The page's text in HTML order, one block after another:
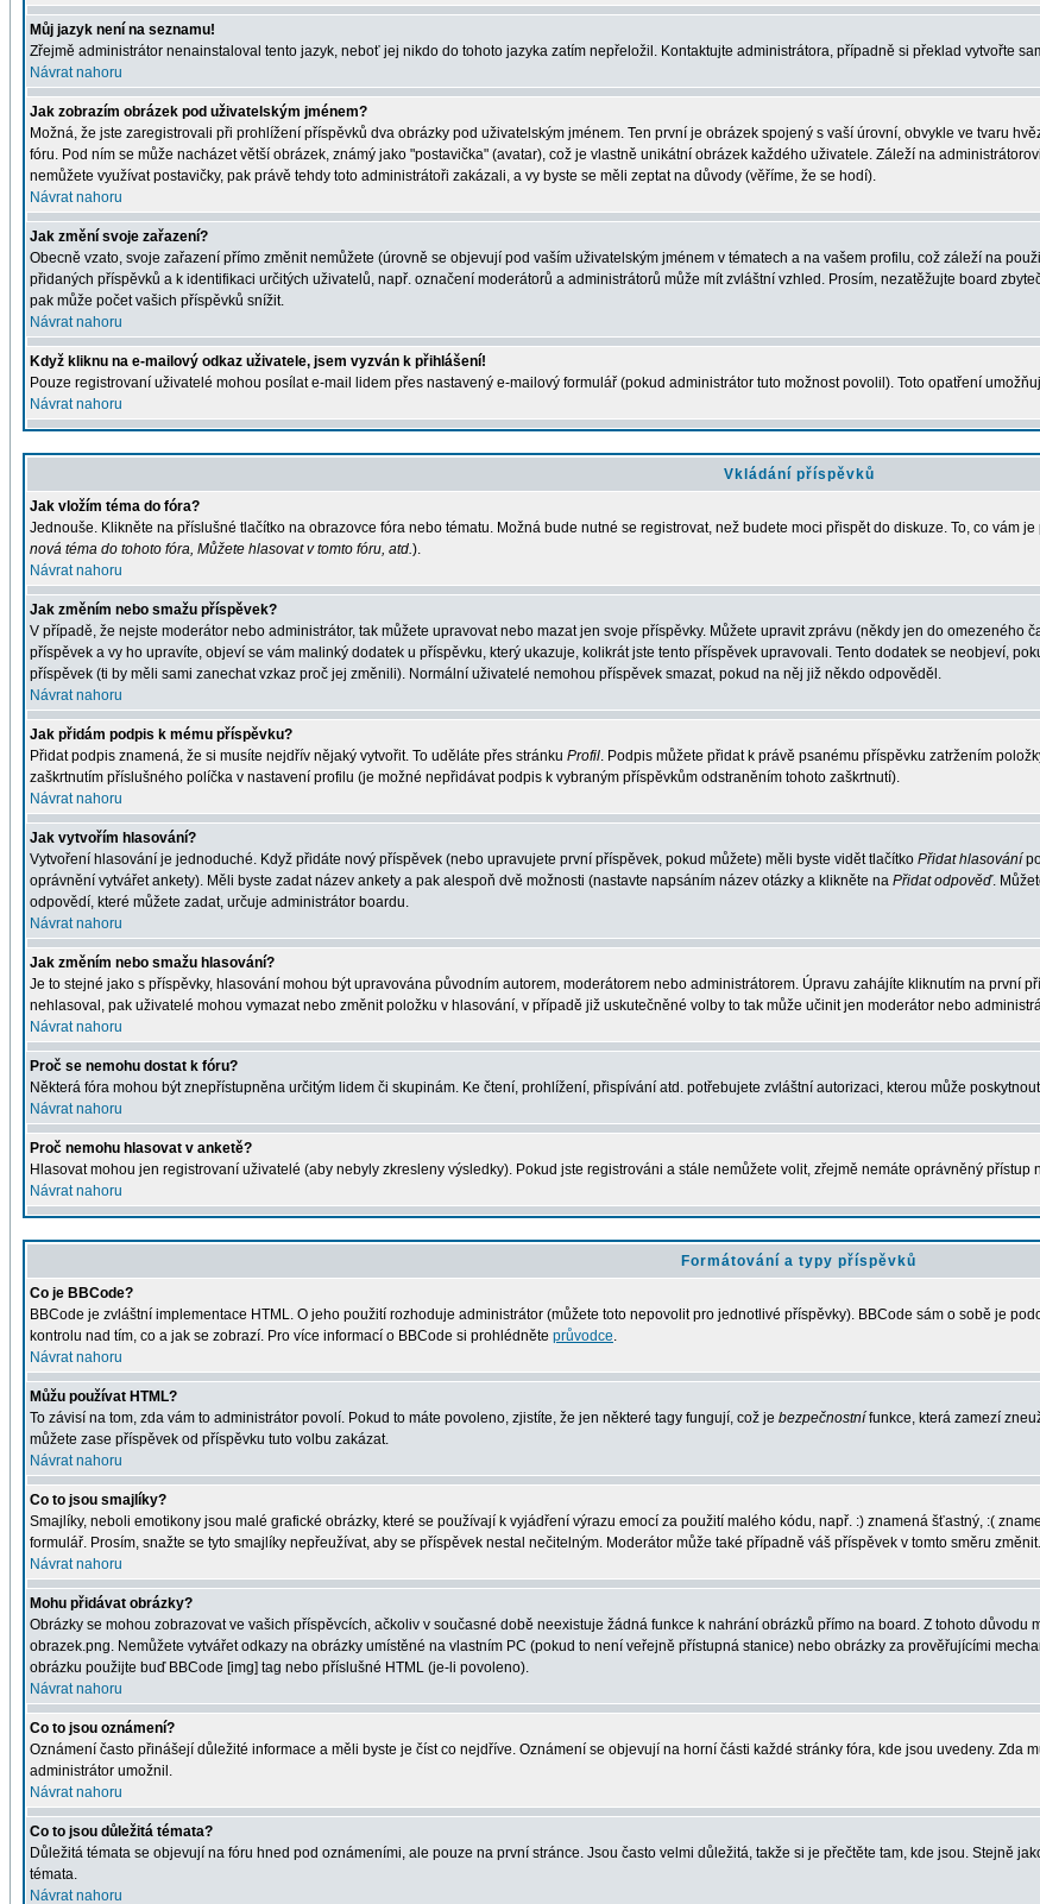
Můj jazyk není na seznamu!
Zřejmě administrátor nenainstaloval tento jazyk, neboť jej nikdo do tohoto jazyka zatím nepřeložil. Kontaktujte administrátora, případně si překlad vytvořte
Návrat nahoru
Jak zobrazím obrázek pod uživatelským jménem?
Možná, že jste zaregistrovali při prohlížení příspěvků dva obrázky pod uživatelským jménem. Ten první je obrázek spojený s vaší úrovní, obvykle ve tvaru
fóru. Pod ním se může nacházet větší obrázek, známý jako "postavička" (avatar), což je vlastně unikátní obrázek každého uživatele. Záleží na
nemůžete využívat postavičky, pak právě tehdy toto administrátoři zakázali, a vy byste se měli zeptat na důvody (věříme, že se hodí).
Návrat nahoru
Jak změní svoje zařazení?
Obecně vzato, svoje zařazení přímo změnit nemůžete (úrovně se objevují pod vaším uživatelským jménem v tématech a na vašem profilu, což záleží na
přidaných příspěvků a k identifikaci určitých uživatelů, např. označení moderátorů a administrátorů může mít zvláštní vzhled. Prosím, nezatěžujte board
pak může počet vašich příspěvků snížit.
Návrat nahoru
Když kliknu na e-mailový odkaz uživatele, jsem vyzván k přihlášení!
Pouze registrovaní uživatelé mohou posílat e-mail lidem přes nastavený e-mailový formulář (pokud administrátor tuto možnost povolil). Toto opatření
Návrat nahoru
Vkládání příspěvků
Jak vložím téma do fóra?
Jednouše. Klikněte na příslušné tlačítko na obrazovce fóra nebo tématu. Možná bude nutné se registrovat, než budete moci přispět do diskuze. To, co vám
nová téma do tohoto fóra, Můžete hlasovat v tomto fóru, atd.).
Návrat nahoru
Jak změním nebo smažu příspěvek?
V případě, že nejste moderátor nebo administrátor, tak můžete upravovat nebo mazat jen svoje příspěvky. Můžete upravit zprávu (někdy jen do omezeného
příspěvek a vy ho upravíte, objeví se vám malinký dodatek u příspěvku, který ukazuje, kolikrát jste tento příspěvek upravovali. Tento dodatek se neobjeví,
příspěvek (ti by měli sami zanechat vzkaz proč jej změnili). Normální uživatelé nemohou příspěvek smazat, pokud na něj již někdo odpověděl.
Návrat nahoru
Jak přidám podpis k mému příspěvku?
Přidat podpis znamená, že si musíte nejdřív nějaký vytvořit. To uděláte přes stránku Profil. Podpis můžete přidat k právě psanému příspěvku zatržením
zaškrtnutím příslušného políčka v nastavení profilu (je možné nepřidávat podpis k vybraným příspěvkům odstraněním tohoto zaškrtnutí).
Návrat nahoru
Jak vytvořím hlasování?
Vytvoření hlasování je jednoduché. Když přidáte nový příspěvek (nebo upravujete první příspěvek, pokud můžete) měli byste vidět tlačítko Přidat hlasování
oprávnění vytvářet ankety). Měli byste zadat název ankety a pak alespoň dvě možnosti (nastavte napsáním název otázky a klikněte na Přidat odpověď.
odpovědí, které můžete zadat, určuje administrátor boardu.
Návrat nahoru
Jak změním nebo smažu hlasování?
Je to stejné jako s příspěvky, hlasování mohou být upravována původním autorem, moderátorem nebo administrátorem. Úpravu zahájíte kliknutím na první
nehlasoval, pak uživatelé mohou vymazat nebo změnit položku v hlasování, v případě již uskutečněné volby to tak může učinit jen moderátor nebo
Návrat nahoru
Proč se nemohu dostat k fóru?
Některá fóra mohou být znepřístupněna určitým lidem či skupinám. Ke čtení, prohlížení, přispívání atd. potřebujete zvláštní autorizaci, kterou může
Návrat nahoru
Proč nemohu hlasovat v anketě?
Hlasovat mohou jen registrovaní uživatelé (aby nebyly zkresleny výsledky). Pokud jste registrováni a stále nemůžete volit, zřejmě nemáte oprávněný přístup
Návrat nahoru
Formátování a typy příspěvků
Co je BBCode?
BBCode je zvláštní implementace HTML. O jeho použití rozhoduje administrátor (můžete toto nepovolit pro jednotlivé příspěvky). BBCode sám o sobě je
kontrolu nad tím, co a jak se zobrazí. Pro více informací o BBCode si prohlédněte průvodce.
Návrat nahoru
Můžu používat HTML?
To závisí na tom, zda vám to administrátor povolí. Pokud to máte povoleno, zjistíte, že jen některé tagy fungují, což je bezpečnostní funkce, která zamezí
můžete zase příspěvek od příspěvku tuto volbu zakázat.
Návrat nahoru
Co to jsou smajlíky?
Smajlíky, neboli emotikony jsou malé grafické obrázky, které se používají k vyjádření výrazu emocí za použití malého kódu, např. :) znamená šťastný, :(
formulář. Prosím, snažte se tyto smajlíky nepřeužívat, aby se příspěvek nestal nečitelným. Moderátor může také případně váš příspěvek v tomto směru změnit.
Návrat nahoru
Mohu přidávat obrázky?
Obrázky se mohou zobrazovat ve vašich příspěvcích, ačkoliv v současné době neexistuje žádná funkce k nahrání obrázků přímo na board. Z tohoto
obrazek.png. Nemůžete vytvářet odkazy na obrázky umístěné na vlastním PC (pokud to není veřejně přístupná stanice) nebo obrázky za prověřujícími
obrázku použijte buď BBCode [img] tag nebo příslušné HTML (je-li povoleno).
Návrat nahoru
Co to jsou oznámení?
Oznámení často přinášejí důležité informace a měli byste je číst co nejdříve. Oznámení se objevují na horní části každé stránky fóra, kde jsou uvedeny. Zda
administrátor umožnil.
Návrat nahoru
Co to jsou důležitá témata?
Důležitá témata se objevují na fóru hned pod oznámeními, ale pouze na první stránce. Jsou často velmi důležitá, takže si je přečtěte tam, kde jsou. Stejně
témata.
Návrat nahoru